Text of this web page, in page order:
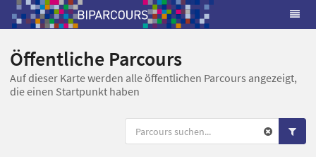
Öffentliche Parcours
Auf dieser Karte werden alle öffentlichen Parcours angezeigt,
die einen Startpunkt haben